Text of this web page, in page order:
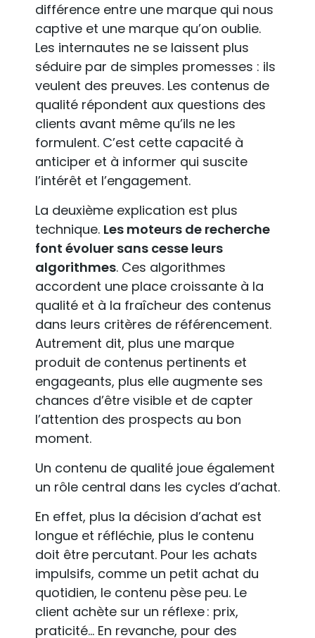
différence entre une marque qui nous
captive et une marque qu’on oublie.
Les internautes ne se laissent plus
séduire par de simples promesses : ils
veulent des preuves. Les contenus de
qualité répondent aux questions des
clients avant même qu’ils ne les
formulent. C’est cette capacité à
anticiper et à informer qui suscite
l’intérêt et l’engagement.
La deuxième explication est plus
technique. Les moteurs de recherche
font évoluer sans cesse leurs
algorithmes. Ces algorithmes
accordent une place croissante à la
qualité et à la fraîcheur des contenus
dans leurs critères de référencement.
Autrement dit, plus une marque
produit de contenus pertinents et
engageants, plus elle augmente ses
chances d’être visible et de capter
l’attention des prospects au bon
moment.
Un contenu de qualité joue également
un rôle central dans les cycles d’achat.
En effet, plus la décision d’achat est
longue et réfléchie, plus le contenu
doit être percutant. Pour les achats
impulsifs, comme un petit achat du
quotidien, le contenu pèse peu. Le
client achète sur un réflexe : prix,
praticité… En revanche, pour des